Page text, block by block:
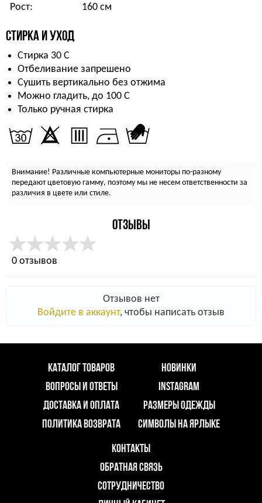
Рост:
160 см
СТИРКА И УХОД
Стирка 30 С
Отбеливание запрешено
Сушить вертикально без отжима
Можно гладить, до 100 С
Только ручная стирка
Внимание! Различные компьютерные мониторы по-разному
передают цветовую гамму, поэтому мы не несем ответственности за
различия в цвете или стиле.
ОТЗЫВЫ
0 отзывов
Отзывов нет
Войдите в аккаунт, чтобы написать отзыв
КАТАЛОГ ТОВАРОВ
ВОПРОСЫ И ОТВЕТЫ
ДОСТАВКА И ОПЛАТА
ПОЛИТИКА ВОЗВРАТА
НОВИНКИ
INSTAGRAM
РАЗМЕРЫ ОДЕЖДЫ
СИМВОЛЫ НА ЯРЛЫКЕ
КОНТАКТЫ
ОБРАТНАЯ СВЯЗЬ
СОТРУДНИЧЕСТВО